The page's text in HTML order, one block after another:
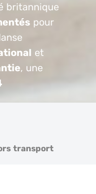
britannique
pour
et
, une
transport